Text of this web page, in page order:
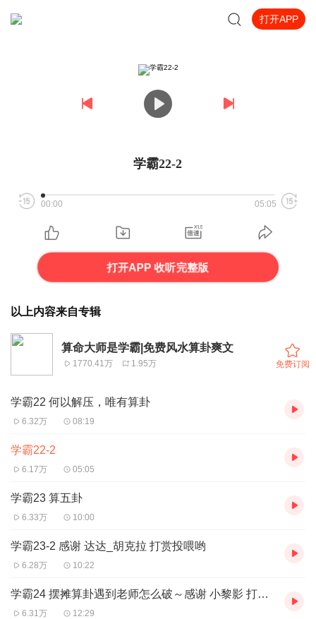
打开APP
学霸22-2
00:00 05:05
打开APP 收听完整版
以上内容来自专辑
算命大师是学霸|免费风水算卦爽文
1770.41万 1.95万 免费订阅
学霸22 何以解压，唯有算卦
6.32万 08:19
学霸22-2
6.17万 05:05
学霸23 算五卦
6.33万 10:00
学霸23-2 感谢 达达_胡克拉 打赏投喂哟
6.28万 10:22
学霸24 摆摊算卦遇到老师怎么破～感谢 小黎影 打赏投喂哟
6.31万 12:29